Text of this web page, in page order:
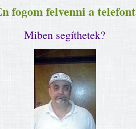
fogom felvenni a telefont
Miben segíthetek?